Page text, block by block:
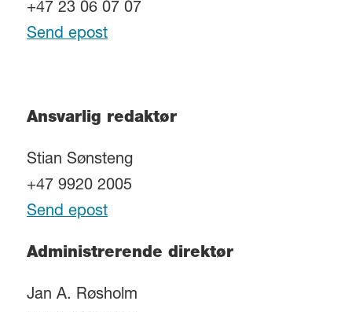
+47 23 06 07 07
Send epost
Ansvarlig redaktør
Stian Sønsteng
+47 9920 2005
Send epost
Administrerende direktør
Jan A. Røsholm